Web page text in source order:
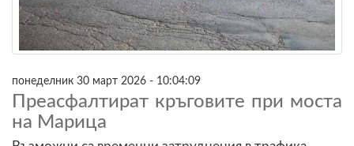
понеделник 30 март 2026 - 10:04:09
Преасфалтират кръговите при моста
на Марица